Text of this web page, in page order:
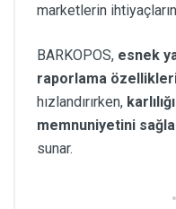
marketlerin
BARKOPOS, esnek
raporlama
hızlandırırken,
memnuniyetini
sunar.